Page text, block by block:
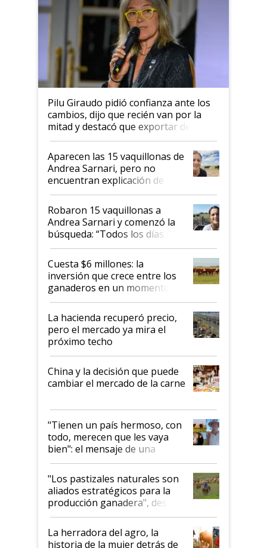
Pilu Giraudo pidió confianza ante los
cambios, dijo que recién van por la
mitad y destacó que exportar dejó de
ser "para unos pocos": "Tenemos un
mandato muy claro del gobierno
nacional"
Aparecen las 15 vaquillonas de
Andrea Sarnari, pero no
encuentran explicación de
cómo llegaron allí
Robaron 15 vaquillonas a
Andrea Sarnari y comenzó la
búsqueda: “Todos los días le
toca a algún productor”
Cuesta $6 millones: la
inversión que crece entre los
ganaderos en un momento
histórico para la actividad
La hacienda recuperó precio,
pero el mercado ya mira el
próximo techo
China y la decisión que puede
cambiar el mercado de la carne
"Tienen un país hermoso, con
todo, merecen que les vaya
bien": el mensaje de una
ganadera uruguaya sobre las
oportunidades que se abren
para el agro en Argentina, con
foco en la carne
"Los pastizales naturales son
aliados estratégicos para la
producción ganadera", destaca
la iniciativa que ya reúne a 46
establecimientos en Argentina
La herradora del agro, la
historia de la mujer detrás de